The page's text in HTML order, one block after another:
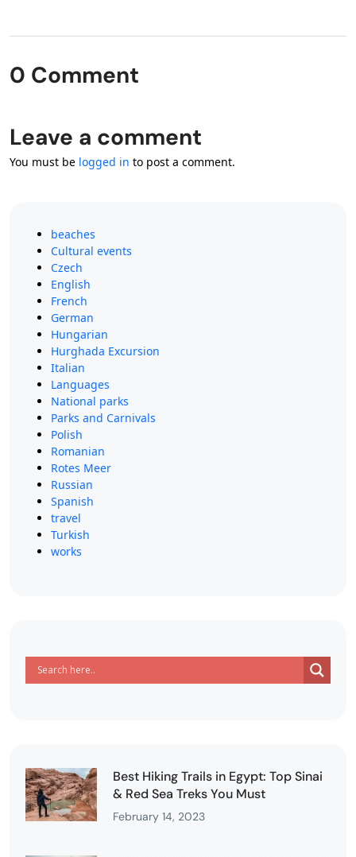
0 Comment
Leave a comment
You must be logged in to post a comment.
beaches
Cultural events
Czech
English
French
German
Hungarian
Hurghada Excursion
Italian
Languages
National parks
Parks and Carnivals
Polish
Romanian
Rotes Meer
Russian
Spanish
travel
Turkish
works
Best Hiking Trails in Egypt: Top Sinai
& Red Sea Treks You Must
February 14, 2023